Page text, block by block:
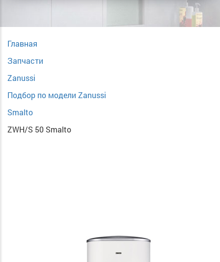
Главная
Запчасти
Zanussi
Подбор по модели Zanussi
Smalto
ZWH/S 50 Smalto